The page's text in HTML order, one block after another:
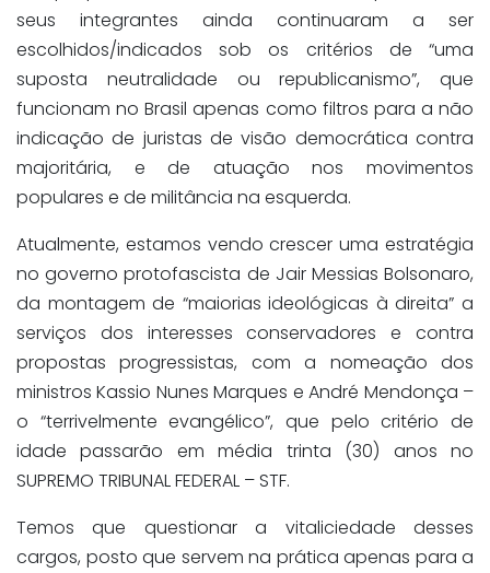
seus integrantes ainda continuaram a ser
escolhidos/indicados sob os critérios de “uma
suposta neutralidade ou republicanismo”, que
funcionam no Brasil apenas como filtros para a não
indicação de juristas de visão democrática contra
majoritária, e de atuação nos movimentos
populares e de militância na esquerda.
Atualmente, estamos vendo crescer uma estratégia
no governo protofascista de Jair Messias Bolsonaro,
da montagem de “maiorias ideológicas à direita” a
serviços dos interesses conservadores e contra
propostas progressistas, com a nomeação dos
ministros Kassio Nunes Marques e André Mendonça –
o “terrivelmente evangélico”, que pelo critério de
idade passarão em média trinta (30) anos no
SUPREMO TRIBUNAL FEDERAL – STF.
Temos que questionar a vitaliciedade desses
cargos, posto que servem na prática apenas para a